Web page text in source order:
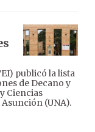
publicó la lista
de Decano y
Ciencias
(UNA).